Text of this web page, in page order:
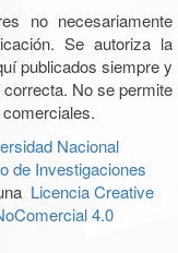
no necesariamente
Se autoriza la
publicados siempre y
No se permite
Nacional
de Investigaciones
Licencia Creative
4.0